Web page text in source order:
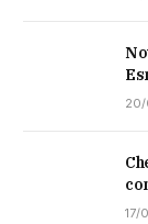
20/
17/